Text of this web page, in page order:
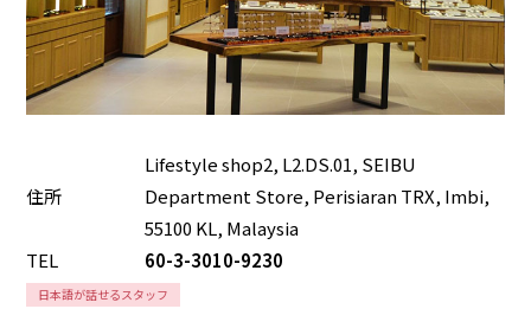
住所
Lifestyle shop2, L2.DS.01, SEIBU
Department Store, Perisiaran TRX, Imbi,
55100 KL, Malaysia
TEL
60-3-3010-9230
日本語が話せるスタッフ